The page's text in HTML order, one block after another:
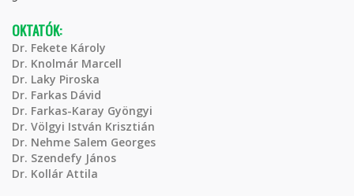
OKTATÓK:
Dr. Fekete Károly
Dr. Knolmár Marcell
Dr. Laky Piroska
Dr. Farkas Dávid
Dr. Farkas-Karay Gyöngyi
Dr. Völgyi István Krisztián
Dr. Nehme Salem Georges
Dr. Szendefy János
Dr. Kollár Attila